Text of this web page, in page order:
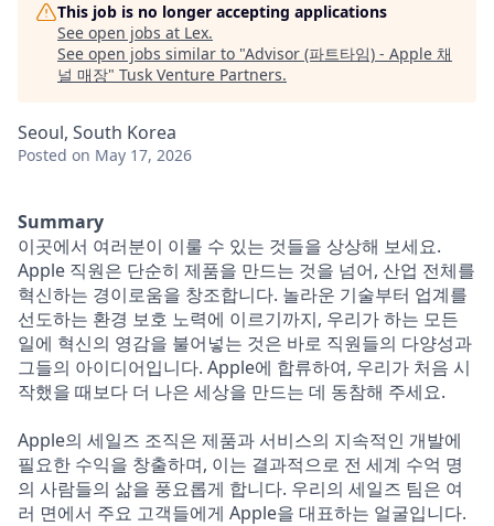
This job is no longer accepting applications
See open jobs at Lex.
See open jobs similar to "Advisor (파트타임) - Apple 채
널 매장" Tusk Venture Partners.
Seoul, South Korea
Posted on May 17, 2026
Summary
이곳에서 여러분이 이룰 수 있는 것들을 상상해 보세요.
Apple 직원은 단순히 제품을 만드는 것을 넘어, 산업 전체를
혁신하는 경이로움을 창조합니다. 놀라운 기술부터 업계를
선도하는 환경 보호 노력에 이르기까지, 우리가 하는 모든
일에 혁신의 영감을 불어넣는 것은 바로 직원들의 다양성과
그들의 아이디어입니다. Apple에 합류하여, 우리가 처음 시
작했을 때보다 더 나은 세상을 만드는 데 동참해 주세요.
Apple의 세일즈 조직은 제품과 서비스의 지속적인 개발에
필요한 수익을 창출하며, 이는 결과적으로 전 세계 수억 명
의 사람들의 삶을 풍요롭게 합니다. 우리의 세일즈 팀은 여
러 면에서 주요 고객들에게 Apple을 대표하는 얼굴입니다.